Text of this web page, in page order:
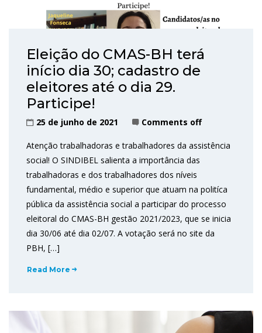
Eleição do CMAS-BH terá
início dia 30; cadastro de
eleitores até o dia 29.
Participe!
25 de junho de 2021 Comments off
Atenção trabalhadoras e trabalhadores da assistência
social! O SINDIBEL salienta a importância das
trabalhadoras e dos trabalhadores dos níveis
fundamental, médio e superior que atuam na politíca
pública da assistência social a participar do processo
eleitoral do CMAS-BH gestão 2021/2023, que se inicia
dia 30/06 até dia 02/07. A votação será no site da
PBH, […]
Read More